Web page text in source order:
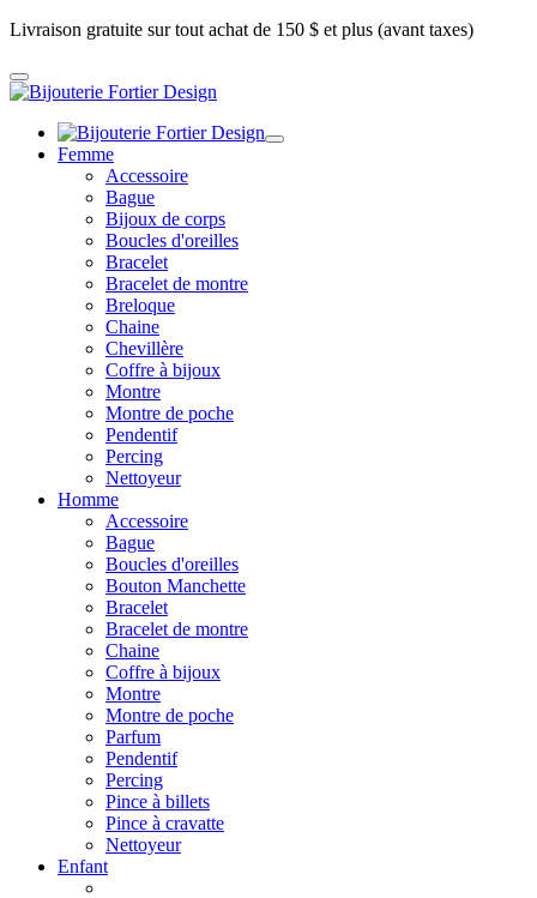
Livraison gratuite sur tout achat de 150 $ et plus (avant taxes)
Femme
Accessoire
Bague
Bijoux de corps
Boucles d'oreilles
Bracelet
Bracelet de montre
Breloque
Chaine
Chevillère
Coffre à bijoux
Montre
Montre de poche
Pendentif
Percing
Nettoyeur
Homme
Accessoire
Bague
Boucles d'oreilles
Bouton Manchette
Bracelet
Bracelet de montre
Chaine
Coffre à bijoux
Montre
Montre de poche
Parfum
Pendentif
Percing
Pince à billets
Pince à cravatte
Nettoyeur
Enfant